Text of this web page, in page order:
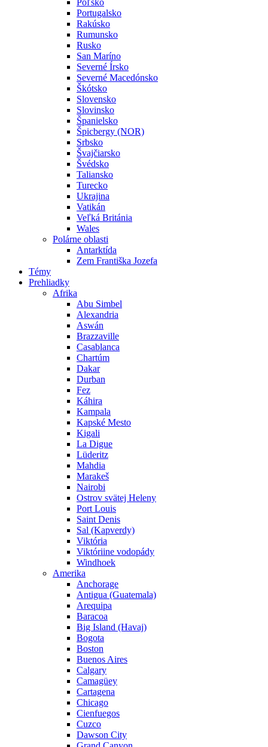
Poľsko
Portugalsko
Rakúsko
Rumunsko
Rusko
San Maríno
Severné Írsko
Severné Macedónsko
Škótsko
Slovensko
Slovinsko
Španielsko
Špicbergy (NOR)
Srbsko
Švajčiarsko
Švédsko
Taliansko
Turecko
Ukrajina
Vatikán
Veľká Británia
Wales
Polárne oblasti
Antarktída
Zem Františka Jozefa
Témy
Prehliadky
Afrika
Abu Simbel
Alexandria
Aswán
Brazzaville
Casablanca
Chartúm
Dakar
Durban
Fez
Káhira
Kampala
Kapské Mesto
Kigali
La Digue
Lüderitz
Mahdia
Marakeš
Nairobi
Ostrov svätej Heleny
Port Louis
Saint Denis
Sal (Kapverdy)
Viktória
Viktóriine vodopády
Windhoek
Amerika
Anchorage
Antigua (Guatemala)
Arequipa
Baracoa
Big Island (Havaj)
Bogota
Boston
Buenos Aires
Calgary
Camagüey
Cartagena
Chicago
Cienfuegos
Cuzco
Dawson City